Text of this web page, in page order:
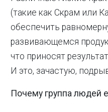
(такие как Скрам или
обеспечить
развивающемся
что приносят
И это, зачастую,
Почему группа людей